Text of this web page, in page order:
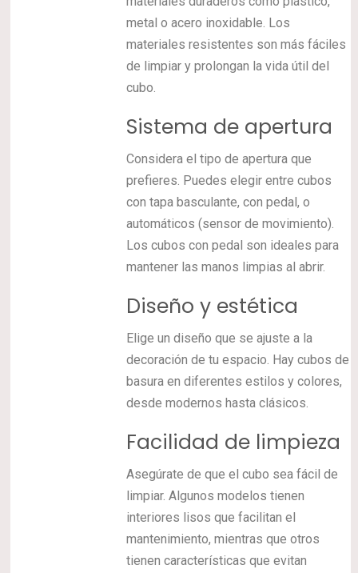
metal o acero inoxidable. Los
materiales resistentes son más fáciles
de limpiar y prolongan la vida útil del
cubo.
Sistema de apertura
Considera el tipo de apertura que
prefieres. Puedes elegir entre cubos
con tapa basculante, con pedal, o
automáticos (sensor de movimiento).
Los cubos con pedal son ideales para
mantener las manos limpias al abrir.
Diseño y estética
Elige un diseño que se ajuste a la
decoración de tu espacio. Hay cubos de
basura en diferentes estilos y colores,
desde modernos hasta clásicos.
Facilidad de limpieza
Asegúrate de que el cubo sea fácil de
limpiar. Algunos modelos tienen
interiores lisos que facilitan el
mantenimiento, mientras que otros
tienen características que evitan